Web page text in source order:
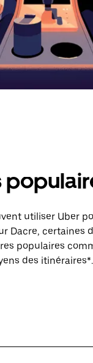
utiliser Uber
Dacre, certaines
populaires
des itinéraires*.